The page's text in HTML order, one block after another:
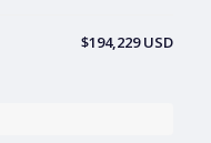
$194,229 USD